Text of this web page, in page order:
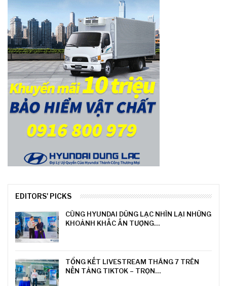
EDITORS' PICKS
CÙNG HYUNDAI DŨNG LẠC NHÌN LẠI NHỮNG
KHOẢNH KHẮC ẤN TƯỢNG…
TỔNG KẾT LIVESTREAM THÁNG 7 TRÊN
NỀN TẢNG TIKTOK – TRỌN…